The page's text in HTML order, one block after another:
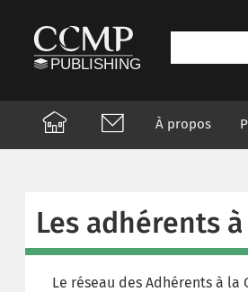
À propos
Les adhérents à
Le réseau des Adhérents à